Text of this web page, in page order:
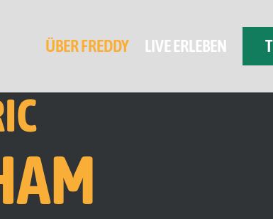
ÜBER FREDDY LIVE ERLEBEN